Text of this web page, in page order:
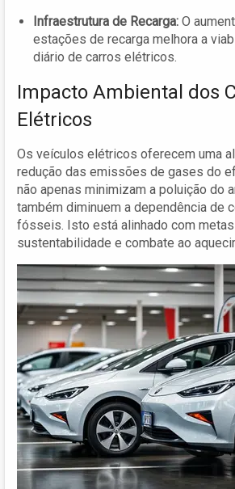
Infraestrutura de Recarga: O
estações de recarga melhora a
diário de carros elétricos.
Impacto Ambiental dos
Elétricos
Os veículos elétricos oferecem uma
redução das emissões de gases do
não apenas minimizam a poluição do
também diminuem a dependência de
fósseis. Isto está alinhado com
sustentabilidade e combate ao